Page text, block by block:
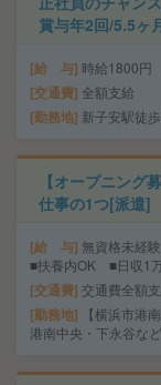
賞与年2回/5.5ヶ
給 与 時給1800円
交通費 全額支給
勤務地 新子安駅徒
【オープニング
仕事の1つ[派遣]
給 与 無資格未経
■扶養内OK ■日収1
交通費 交通費全額
勤務地
【横浜市港
港南中央・下永谷な